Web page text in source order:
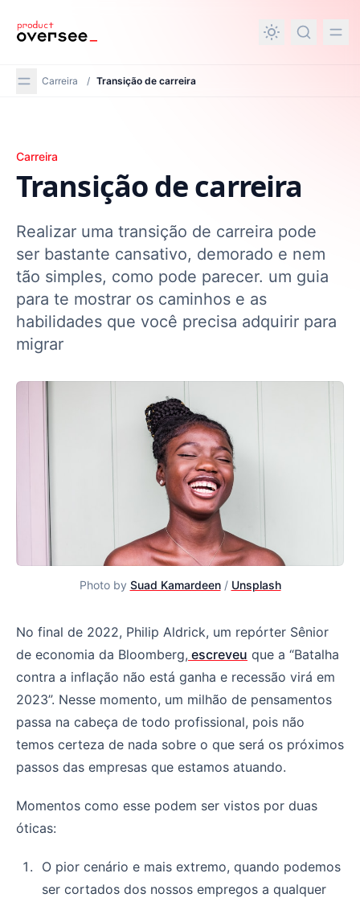
principal
Carreira / Transição de carreira
Transição de carreira
Carreira
Transição de carreira
Realizar uma transição de carreira pode
ser bastante cansativo, demorado e nem
tão simples, como pode parecer. um guia
para te mostrar os caminhos e as
habilidades que você precisa adquirir para
migrar
Photo by Suad Kamardeen / Unsplash
No final de 2022, Philip Aldrick, um repórter Sênior
de economia da Bloomberg, escreveu que a “Batalha
contra a inflação não está ganha e recessão virá em
2023”. Nesse momento, um milhão de pensamentos
passa na cabeça de todo profissional, pois não
temos certeza de nada sobre o que será os próximos
passos das empresas que estamos atuando.
Momentos como esse podem ser vistos por duas
óticas:
O pior cenário e mais extremo, quando podemos
ser cortados dos nossos empregos a qualquer